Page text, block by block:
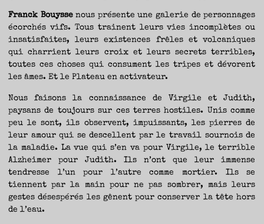
DE
LIVRES,
MAIS
PAS
S’INTERDIRE
D’AUTRES
HORIZONS.
SE
À
L’EAU
REMETTRE
EN
ET
CE
ADVIENT.
AIRE(S)
LIBRE(S),
ÇA
ICI.
Franck Bouysse nous présente une galerie de personnages
écorchés vifs. Tous trainent leurs vies incomplètes ou
insatisfaites, leurs existences frêles et volcaniques
qui charrient leurs croix et leurs secrets terribles,
toutes ces choses qui consument les tripes et dévorent
les âmes. Et le Plateau en activateur.
Nous faisons la connaissance de Virgile et Judith,
paysans de toujours sur ces terres hostiles. Unis comme
peu le sont, ils observent, impuissants, les pierres de
leur amour qui se descellent par le travail sournois de
la maladie. La vue qui s’en va pour Virgile, le terrible
Alzheimer pour Judith. Ils n’ont que leur immense
tendresse l’un pour l’autre comme mortier. Ils se
tiennent par la main pour ne pas sombrer, mais leurs
gestes désespérés les gênent pour conserver la tête hors
de l’eau.